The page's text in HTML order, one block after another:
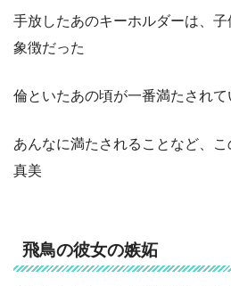
手放したあのキーホルダーは、
象徴だった
倫といたあの頃が一番満たされて
あんなに満たされることなど、
真美
飛鳥の彼女の嫉妬